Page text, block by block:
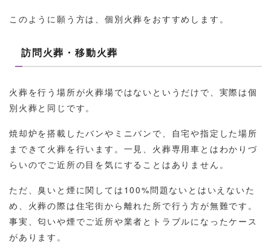
このように願う方は、個別火葬をおすすめします。
訪問⽕葬・移動⽕葬
火葬を行う場所が火葬場ではないというだけで、実際は個
別火葬と同じです。
焼却炉を搭載したバンやミニバンで、自宅や指定した場所
まできて火葬を行います。一見、火葬専用車とはわかりづ
らいのでご近所の目を気にすることはありません。
ただ、臭いと煙に関しては100%問題ないとはいえないた
め、火葬の際は住宅街から離れた所で行う方が無難です。
事実、匂いや煙でご近所や業者とトラブルになったケース
があります。